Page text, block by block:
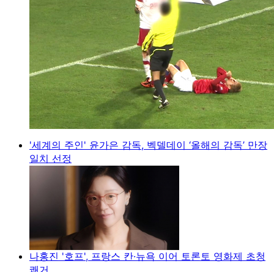
'세계의 주인' 윤가은 감독, 벡델데이 ‘올해의 감독’ 만장
일치 선정
나홍진 '호프', 프랑스 칸·뉴욕 이어 토론토 영화제 초청
쾌거